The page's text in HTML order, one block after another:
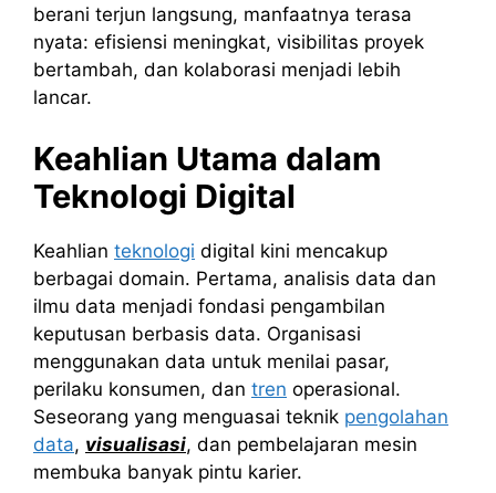
berani terjun langsung, manfaatnya terasa
nyata: efisiensi meningkat, visibilitas proyek
bertambah, dan kolaborasi menjadi lebih
lancar.
Keahlian Utama dalam
Teknologi Digital
Keahlian teknologi digital kini mencakup
berbagai domain. Pertama, analisis data dan
ilmu data menjadi fondasi pengambilan
keputusan berbasis data. Organisasi
menggunakan data untuk menilai pasar,
perilaku konsumen, dan tren operasional.
Seseorang yang menguasai teknik pengolahan
data, visualisasi, dan pembelajaran mesin
membuka banyak pintu karier.